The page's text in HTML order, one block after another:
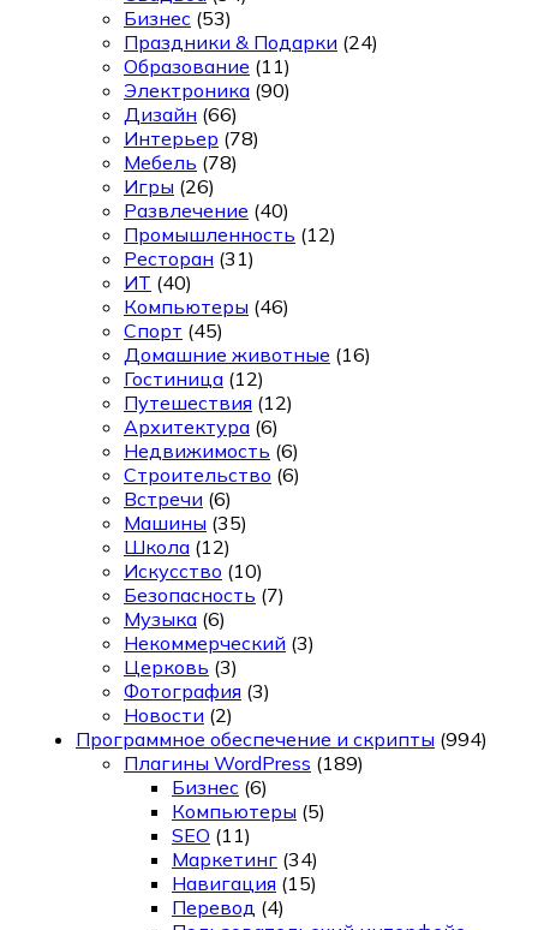
Бизнес (53)
Праздники & Подарки (24)
Образование (11)
Электроника (90)
Дизайн (66)
Интерьер (78)
Мебель (78)
Игры (26)
Развлечение (40)
Промышленность (12)
Ресторан (31)
ИТ (40)
Компьютеры (46)
Спорт (45)
Домашние животные (16)
Гостиница (12)
Путешествия (12)
Архитектура (6)
Недвижимость (6)
Строительство (6)
Встречи (6)
Машины (35)
Школа (12)
Искусство (10)
Безопасность (7)
Музыка (6)
Некоммерческий (3)
Церковь (3)
Фотография (3)
Новости (2)
Программное обеспечение и скрипты (994)
Плагины WordPress (189)
Бизнес (6)
Компьютеры (5)
SEO (11)
Маркетинг (34)
Навигация (15)
Перевод (4)